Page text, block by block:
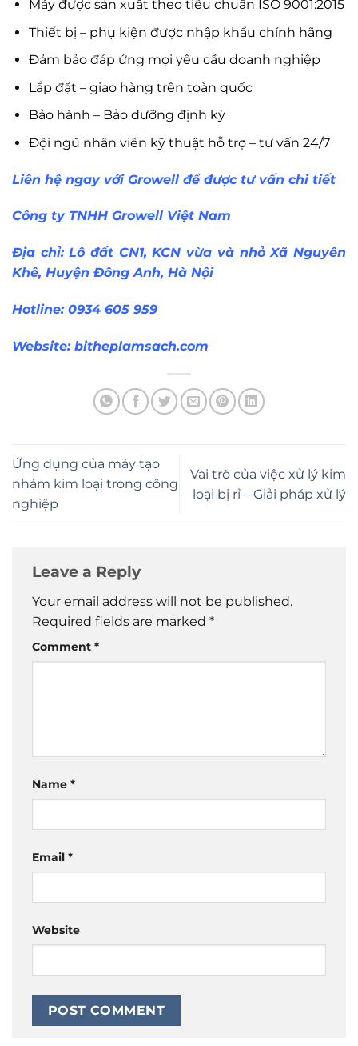
Máy được sản xuất theo tiêu chuẩn ISO 9001:2015
Thiết bị – phụ kiện được nhập khẩu chính hãng
Đảm bảo đáp ứng mọi yêu cầu doanh nghiệp
Lắp đặt – giao hàng trên toàn quốc
Bảo hành – Bảo dưỡng định kỳ
Đội ngũ nhân viên kỹ thuật hỗ trợ – tư vấn 24/7
Liên hệ ngay với Growell để được tư vấn chi tiết
Công ty TNHH Growell Việt Nam
Địa chỉ: Lô đất CN1, KCN vừa và nhỏ Xã Nguyên
Khê, Huyện Đông Anh, Hà Nội
Hotline: 0934 605 959
Website: bitheplamsach.com
Ứng dụng của máy tạo
nhám kim loại trong công
nghiệp
Vai trò của việc xử lý kim
loại bị rỉ – Giải pháp xử lý
Leave a Reply
Your email address will not be published.
Required fields are marked *
Comment *
Name *
Email *
Website